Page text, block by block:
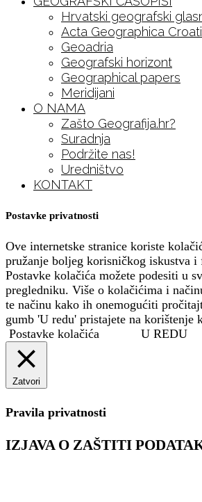
Hrvatski geografski
Acta Geographica
Geoadria
Geografski horizont
Geographical papers
Meridijani
O NAMA
Zašto Geografija.hr?
Suradnja
Podržite nas!
Uredništvo
KONTAKT
Postavke privatnosti
Ove internetske stranice koriste
pružanje boljeg korisničkog iskustva i
Postavke kolačića možete podesiti u
pregledniku. Više o kolačićima i
te načinu kako ih onemogućiti
gumb 'U redu' pristajete na korištenje
Postavke kolačića
U REDU
Zatvori
Pravila privatnosti
IZJAVA O ZAŠTITI